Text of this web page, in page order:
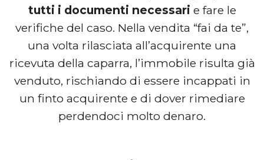
tutti i documenti necessari e fare le
verifiche del caso. Nella vendita “fai da te”,
una volta rilasciata all’acquirente una
ricevuta della caparra, l’immobile risulta già
venduto, rischiando di essere incappati in
un finto acquirente e di dover rimediare
perdendoci molto denaro.